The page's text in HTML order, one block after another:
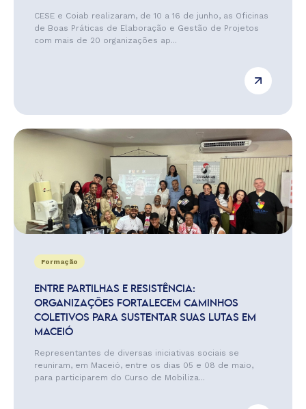
CESE e Coiab realizaram, de 10 a 16 de junho, as Oficinas
de Boas Práticas de Elaboração e Gestão de Projetos
com mais de 20 organizações ap...
Formação
ENTRE PARTILHAS E RESISTÊNCIA:
ORGANIZAÇÕES FORTALECEM CAMINHOS
COLETIVOS PARA SUSTENTAR SUAS LUTAS EM
MACEIÓ
Representantes de diversas iniciativas sociais se
reuniram, em Maceió, entre os dias 05 e 08 de maio,
para participarem do Curso de Mobiliza...